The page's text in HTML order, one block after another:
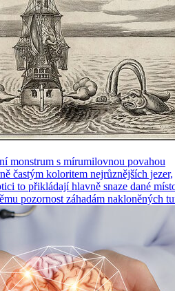
monstrum s mírumilovnou povahou
častým koloritem nejrůznějších jezer,
to přikládají hlavně snaze dané
pozornost záhadám nakloněných